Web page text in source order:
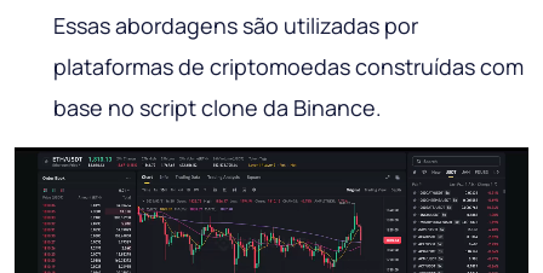
Essas abordagens são utilizadas por
plataformas de criptomoedas construídas com
base no script clone da Binance.